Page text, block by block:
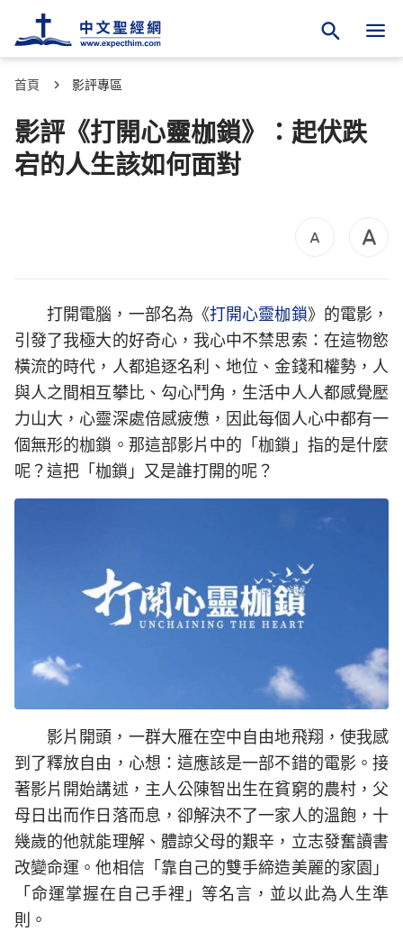
首頁 影評專區
影評《打開心靈枷鎖》：起伏跌
宕的人生該如何面對
打開電腦，一部名為《打開心靈枷鎖》的電影，
引發了我極大的好奇心，我心中不禁思索：在這物慾
橫流的時代，人都追逐名利、地位、金錢和權勢，人
與人之間相互攀比、勾心鬥角，生活中人人都感覺壓
力山大，心靈深處倍感疲憊，因此每個人心中都有一
個無形的枷鎖。那這部影片中的「枷鎖」指的是什麼
呢？這把「枷鎖」又是誰打開的呢？
影片開頭，一群大雁在空中自由地飛翔，使我感
到了釋放自由，心想：這應該是一部不錯的電影。接
著影片開始講述，主人公陳智出生在貧窮的農村，父
母日出而作日落而息，卻解決不了一家人的溫飽，十
幾歲的他就能理解、體諒父母的艱辛，立志發奮讀書
改變命運。他相信「靠自己的雙手締造美麗的家園」
「命運掌握在自己手裡」等名言，並以此為人生準
則。